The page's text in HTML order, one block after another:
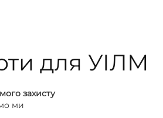
для УІЛМ
захисту
ми